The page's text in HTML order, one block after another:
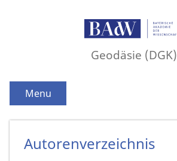
Geodäsie (DGK)
Menu
Autorenverzeichnis